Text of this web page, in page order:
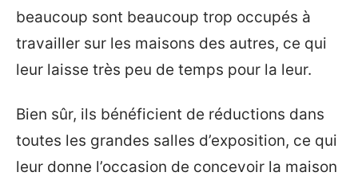
beaucoup sont beaucoup trop occupés à
travailler sur les maisons des autres, ce qui
leur laisse très peu de temps pour la leur.
Bien sûr, ils bénéficient de réductions dans
toutes les grandes salles d’exposition, ce qui
leur donne l’occasion de concevoir la maison